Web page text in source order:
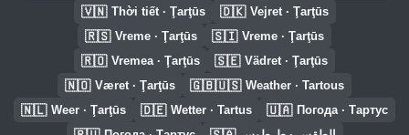
🇻🇳 Thời tiết · Ţarţūs 🇩🇰 Vejret · Ţarţūs
🇷🇸 Vreme · Ţarţūs 🇸🇮 Vreme · Ţarţūs
🇷🇴 Vremea · Ţarţūs 🇸🇪 Vädret · Ţarţūs
🇳🇴 Været · Ţarţūs 🇬🇧🇺🇸 Weather · Tartous
🇳🇱 Weer · Ţarţūs 🇩🇪 Wetter · Tartus 🇺🇦 Погода · Тартус